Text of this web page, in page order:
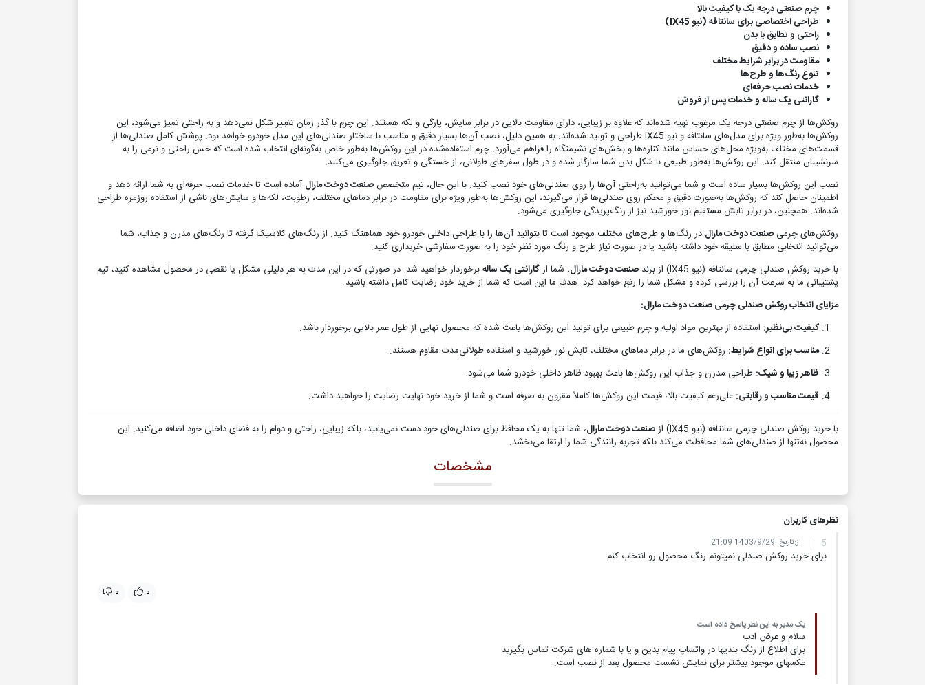
چرم صنعتی درجه یک با کیفیت بالا
طراحی اختصاصی برای سانتافه (نیو IX45)
راحتی و تطابق با بدن
نصب ساده و دقیق
مقاومت در برابر شرایط مختلف
تنوع رنگ‌ها و طرح‌ها
خدمات نصب حرفه‌ای
گارانتی یک ساله و خدمات پس از فروش
روکش‌ها از چرم صنعتی درجه یک مرغوب تهیه شده‌اند که علاوه بر زیبایی، دارای مقاومت بالایی در برابر سایش، پارگی و لکه هستند. این چرم با گذر زمان تغییر شکل نمی‌دهد و به راحتی تمیز می‌شود، این
روکش‌ها به‌طور ویژه برای مدل‌های سانتافه و نیو IX45 طراحی و تولید شده‌اند. به همین دلیل، نصب آن‌ها بسیار دقیق و مناسب با ساختار صندلی‌های این مدل خودرو خواهد بود. پوشش کامل صندلی‌ها از
قسمت‌های مختلف به‌ویژه محل‌های حساس مانند کناره‌ها و بخش‌های نشیمنگاه را فراهم می‌آورد. چرم استفاده‌شده در این روکش‌ها به‌طور خاص به‌گونه‌ای انتخاب شده است که حس راحتی و نرمی را به
سرنشینان منتقل کند. این روکش‌ها به‌طور طبیعی با شکل بدن شما سازگار شده و در طول سفرهای طولانی، از خستگی و تعریق جلوگیری می‌کنند.
نصب این روکش‌ها بسیار ساده است و شما می‌توانید به‌راحتی آن‌ها را روی صندلی‌های خود نصب کنید. با این حال، تیم متخصصصنعت دوخت مارال آماده است تا خدمات نصب حرفه‌ای به شما ارائه دهد و
اطمینان حاصل کند که روکش‌ها به‌صورت دقیق و محکم روی صندلی‌ها قرار می‌گیرند، این روکش‌ها به‌طور ویژه برای مقاومت در برابر دماهای مختلف، رطوبت، لکه‌ها و سایش‌های ناشی از استفاده روزمره طراحی
شده‌اند. همچنین، در برابر تابش مستقیم نور خورشید نیز از رنگ‌پریدگی جلوگیری می‌شود.
روکش‌های چرمیصنعت دوخت مارال در رنگ‌ها و طرح‌های مختلف موجود است تا بتوانید آن‌ها را با طراحی داخلی خودرو خود هماهنگ کنید. از رنگ‌های کلاسیک گرفته تا رنگ‌های مدرن و جذاب، شما
می‌توانید انتخابی مطابق با سلیقه خود داشته باشید یا در صورت نیاز طرح و رنگ مورد نظر خود را به صورت سفارشی خریداری کنید.
با خرید روکش صندلی چرمی سانتافه (نیو IX45) از برند
صنعت دوخت مارال، شما ازگارانتی یک سالهبرخوردار خواهید شد. در صورتی که در این مدت به هر دلیلی مشکل یا نقصی در محصول مشاهده کنید، تیم
پشتیبانی ما به سرعت آن را بررسی کرده و مشکل شما را رفع خواهد کرد. هدف ما این است که شما از خرید خود رضایت کامل داشته باشید.
مزایای انتخاب روکش صندلی چرمی صنعت دوخت مارال:
کیفیت بی‌نظیر: استفاده از بهترین مواد اولیه و چرم طبیعی برای تولید این روکش‌ها باعث شده که محصول نهایی از طول عمر بالایی برخوردار باشد.
مناسب برای انواع شرایط: روکش‌های ما در برابر دماهای مختلف، تابش نور خورشید و استفاده طولانی‌مدت مقاوم هستند.
ظاهر زیبا و شیک: طراحی مدرن و جذاب این روکش‌ها باعث بهبود ظاهر داخلی خودرو شما می‌شود.
قیمت مناسب و رقابتی: علی‌رغم کیفیت بالا، قیمت این روکش‌ها کاملاً مقرون به صرفه است و شما از خرید خود نهایت رضایت را خواهید داشت.
با خرید روکش صندلی چرمی سانتافه (نیو IX45) از صنعت دوخت مارال، شما تنها به یک محافظ برای صندلی‌های خود دست نمی‌یابید، بلکه زیبایی، راحتی و دوام را به فضای داخلی خود اضافه می‌کنید. این
محصول نه‌تنها از صندلی‌های شما محافظت می‌کند بلکه تجربه رانندگی شما را ارتقا می‌بخشد.
مشخصات
نظر‌های کاربران
5
از:تاریخ: 1403/9/29 21:09
برای خرید روکش صندلی نمیتونم رنگ محصول رو انتخاب کنم
۰ ۰
یک مدیر به این نظر پاسخ داده است
سلام و عرض ادب
برای اطلاع از رنگ بندیها در واتساپ پیام بدین و یا با شماره های شرکت تماس بگیرید
عکسهای موجود بیشتر برای نمایش نشست محصول بعد از نصب است.